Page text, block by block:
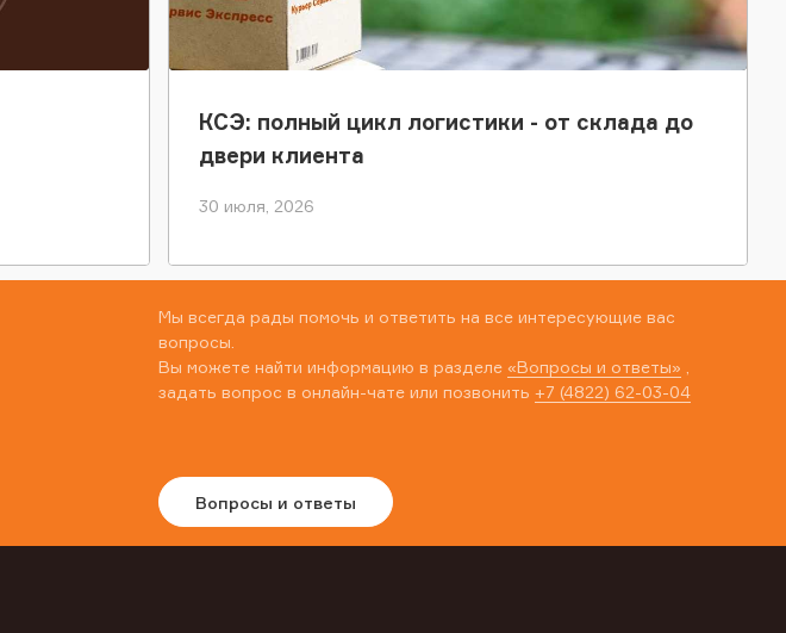
КСЭ: полный цикл логистики - от склада до
двери клиента
30 июля, 2026
Мы всегда рады помочь и ответить на все интересующие вас
вопросы.
Вы можете найти информацию в разделе «Вопросы и ответы»
задать вопрос в онлайн-чате или позвонить +7 (4822) 62-03-04
Вопросы и ответы